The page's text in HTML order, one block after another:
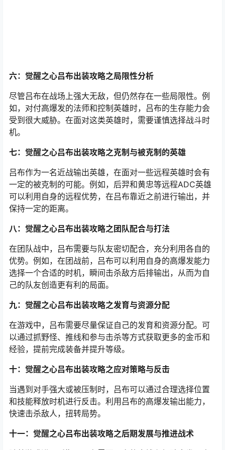
六：觉醒之心吕布出装攻略之局限性分析
尽管吕布在战场上强大无敌，但仍然存在一些局限性。例
如，对付高爆发的法师和控制英雄时，吕布的生存能力会
受到很大威胁。在面对这类英雄时，需要谨慎选择战斗时
机。
七：觉醒之心吕布出装攻略之克制与被克制的英雄
吕布作为一名近战输出英雄，在面对一些远程英雄时会有
一定的被克制的可能。例如，后羿和黄忠等远程ADC英雄
可以利用自身的远程优势，在吕布靠近之前进行输出，并
保持一定的距离。
八：觉醒之心吕布出装攻略之团队配合与打法
在团队战中，吕布需要与队友密切配合，充分利用各自的
优势。例如，在团战前，吕布可以利用自身的高爆发能力
选择一个合适的时机，瞬间击杀敌方后排输出，从而为自
己的队友创造更有利的局面。
九：觉醒之心吕布出装攻略之发育与资源分配
在游戏中，吕布需要尽量保证自己的发育和资源分配。可
以通过抓野怪、推线和参与击杀等方式获取更多的金币和
经验，提前完成装备并提升等级。
十：觉醒之心吕布出装攻略之应对策略与反击
当遇到对手强大或被压制时，吕布可以通过合理选择位置
和技能释放时机进行反击。利用吕布的高爆发输出能力，
快速击杀敌人，扭转局势。
十一：觉醒之心吕布出装攻略之后期发展与推进战术